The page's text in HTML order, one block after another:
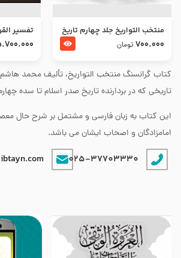
کتاب گرانسنگ منتخب التواريخ، تألیف محمد هاشم
تاریخی که در بردارنده تاریخ صدر اسلام تا سده
این کتاب به زبان فارسی و مشتمل بر شرح حال
امامزادگان و اصحاب ایشان می باشد.
025-37703330
منتخب التواریخ جلد چهارم تاریخ
امام زین العابدین و امام محمد
700.000 تومان
تفسير
المرتضي